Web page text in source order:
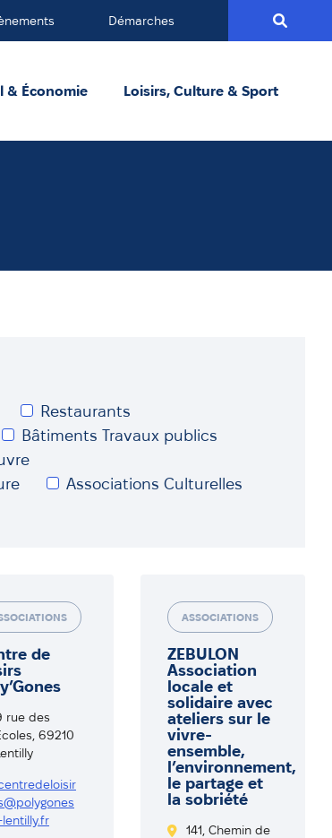
Démarches
& Économie Loisirs, Culture & Sport
Restaurants
Bâtiments Travaux publics
Associations Culturelles
de
rue des
69210
lentilly.fr
ASSOCIATIONS
ZEBULON
Association
locale et
solidaire avec
ateliers sur le
vivre-
ensemble,
l’environnement,
le partage et
la sobriété
141, Chemin de